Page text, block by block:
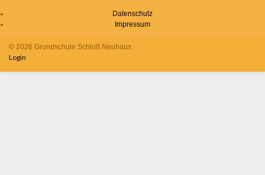
Datenschutz
Impressum
© 2026 Grundschule Schloß Neuhaus.
Login